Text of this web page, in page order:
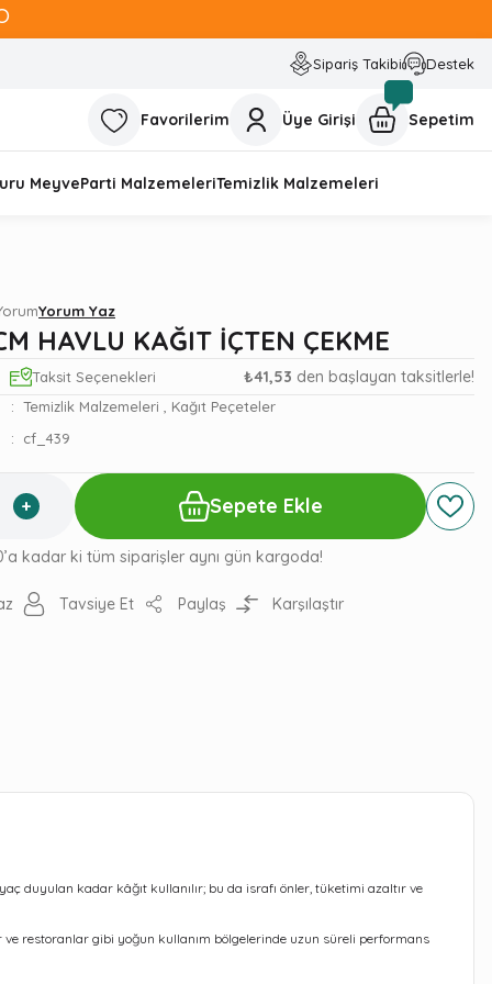
Sipariş Takibi Destek
Favorilerim Üye Girişi Sepetim
MeyveParti MalzemeleriTemizlik Malzemeleri
Yorum Yaz
HAVLU KAĞIT İÇTEN ÇEKME
Taksit Seçenekleri ₺41,53 den başlayan taksitlerle!
Temizlik Malzemeleri
Kağıt Peçeteler
cf_439
Sepete Ekle
kadar ki tüm siparişler aynı gün kargoda!
Tavsiye Et Paylaş Karşılaştır
duyulan kadar kâğıt kullanılır; bu da israfı önler, tüketimi azaltır ve
restoranlar gibi yoğun kullanım bölgelerinde uzun süreli performans